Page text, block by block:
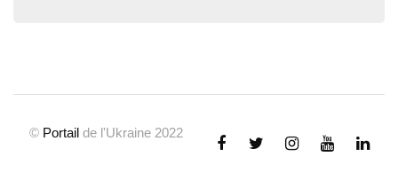
© Portail de l'Ukraine 2022